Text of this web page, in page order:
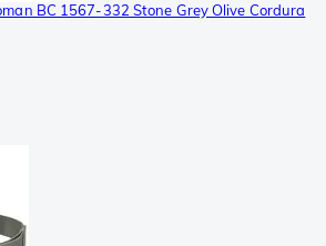
BC 1567-332 Stone Grey Olive Cordura